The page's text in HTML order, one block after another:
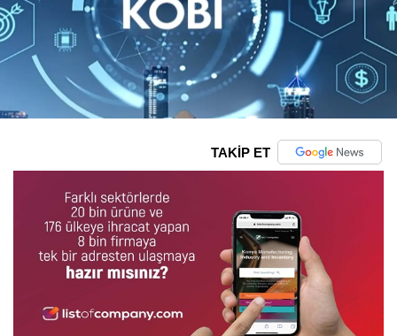
TAKİP ET